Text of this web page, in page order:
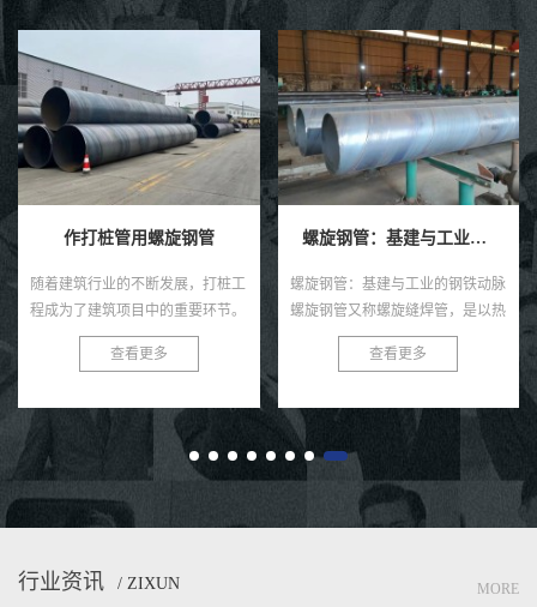
作打桩管用螺旋钢管
随着建筑行业的不断发展，打桩工
程成为了建筑项目中的重要环节。
为了满足打桩工程的需求，我们推
出了高效、耐用、安全的作打桩管
查看更多
螺旋钢管：基建与工业的钢铁动脉
螺旋钢管：基建与工业的钢铁动脉
螺旋钢管又称螺旋缝焊管，是以热
轧带钢卷为原料，经常温螺旋辊压
成型、自动双丝双面埋弧焊制成的
查看更多
行业资讯 / ZIXUN MORE